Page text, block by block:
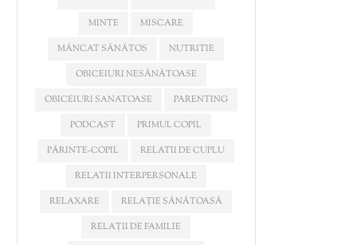
MINTE
MISCARE
MÂNCAT SĂNĂTOS
NUTRITIE
OBICEIURI NESĂNĂTOASE
OBICEIURI SANATOASE
PARENTING
PODCAST
PRIMUL COPIL
PĂRINTE-COPIL
RELATII DE CUPLU
RELATII INTERPERSONALE
RELAXARE
RELAȚIE SĂNĂTOASĂ
RELAȚII DE FAMILIE